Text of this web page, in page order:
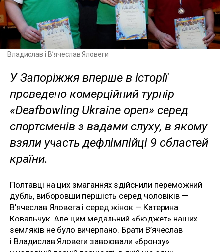
Владислав і В’ячеслав Яловеги
У Запоріжжя вперше в історії
проведено комерційний турнір
«Deafbowling Ukraine open» серед
спортсменів з вадами слуху, в якому
взяли участь дефлімпійці 9 областей
країни.
Полтавці на цих змаганнях здійснили переможний
дубль, виборовши першість серед чоловіків —
В’ячеслав Яловега і серед жінок — Катерина
Ковальчук. Але цим медальний «бюджет» наших
земляків не було вичерпано. Брати В’ячеслав
і Владислав Яловеги завоювали «бронзу»